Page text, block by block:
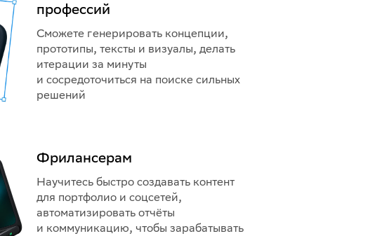
профессий
Сможете генерировать концепции,
прототипы, тексты и визуалы, делать
итерации за минуты
и сосредоточиться на поиске сильных
решений
Фрилансерам
Научитесь быстро создавать контент
для портфолио и соцсетей,
автоматизировать отчёты
и коммуникацию, чтобы зарабатывать